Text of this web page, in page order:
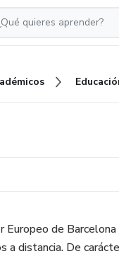
de
a distancia. De